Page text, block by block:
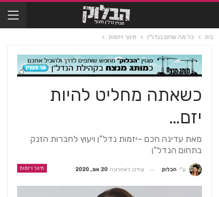
בית כל מה שחם בנדל"ן תיווך ויזמות
כשאתה מחליט להיות
יזם…
מאת עדינה חכם –יזמות נדל"ן ויעוץ לחברות הזנק
בתחום הנדל"ן
תיווך ויזמות ע"י הבלוק עודכן לאחרונה 20 אוג, 2020